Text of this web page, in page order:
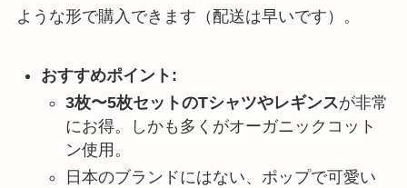
ような形で購入できます（配送は早いです）。
おすすめポイント:
3枚〜5枚セットのTシャツやレギンスが非常
にお得。しかも多くがオーガニックコット
ン使用。
日本のブランドにはない、ポップで可愛い